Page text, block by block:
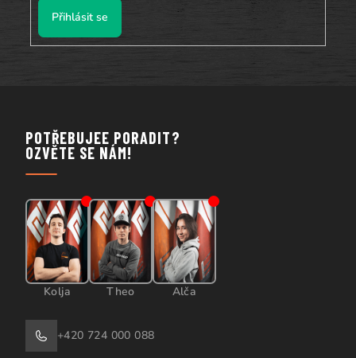
Přihlásit se
POTŘEBUJEE PORADIT?
OZVĚTE SE NÁM!
Kolja Theo Alča
+420 724 000 088